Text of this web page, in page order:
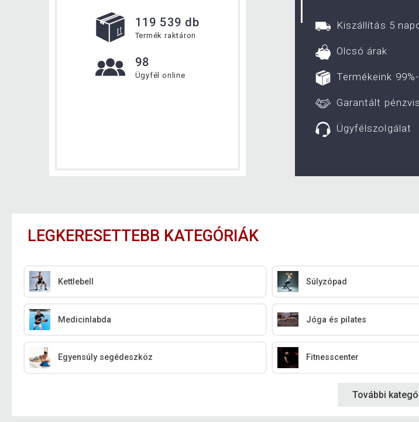
119 539 db
Termék raktáron
98
Ügyfél online
Kiszállítás 5
Olcsó árak
Termékeink
Garantált
Ügyfélszolgálat
LEGKERESETTEBB KATEGÓRIÁK
Kettlebell Súlyzópad
Medicinlabda Jóga és pilates
Egyensúly segédeszköz Fitnesscenter
További